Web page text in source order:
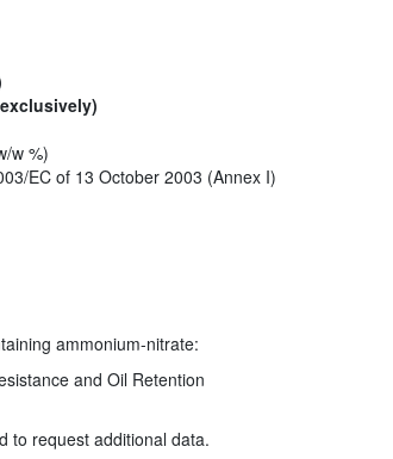
w %)
EC of 13 October 2003 (Annex I)
ammonium-nitrate:
and Oil Retention
to request additional data.